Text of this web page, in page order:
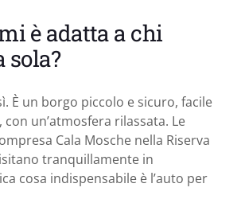
è adatta a chi
sola?
È un borgo piccolo e sicuro, facile
un’atmosfera rilassata. Le
Cala Mosche nella Riserva
tranquillamente in
cosa indispensabile è l’auto per